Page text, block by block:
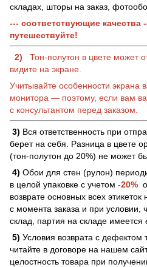
складах, шторы на заказ,
--- соответствующие качества
путешествуйте!
2)
Тон-полутон в цвете может
видите на экране.
Учитывайте особенности экрана
монитора — поэтому, если вам
с консультантом перед заказом.
3) Вся ответственность при
берет на себя. Разница в цвете
(тон-полутон до 20%) не может
4) Обои для стен (рулон)
в целой упаковке с учетом -20%
возврате основных всех
с момента заказа и при условии,
склад, партия на складе имеется
5) Условия возврата с дефектом
читайте в договоре на нашем
целостность товара при